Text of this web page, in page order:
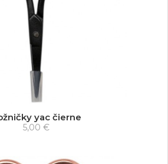
yac čierne
5,00 €